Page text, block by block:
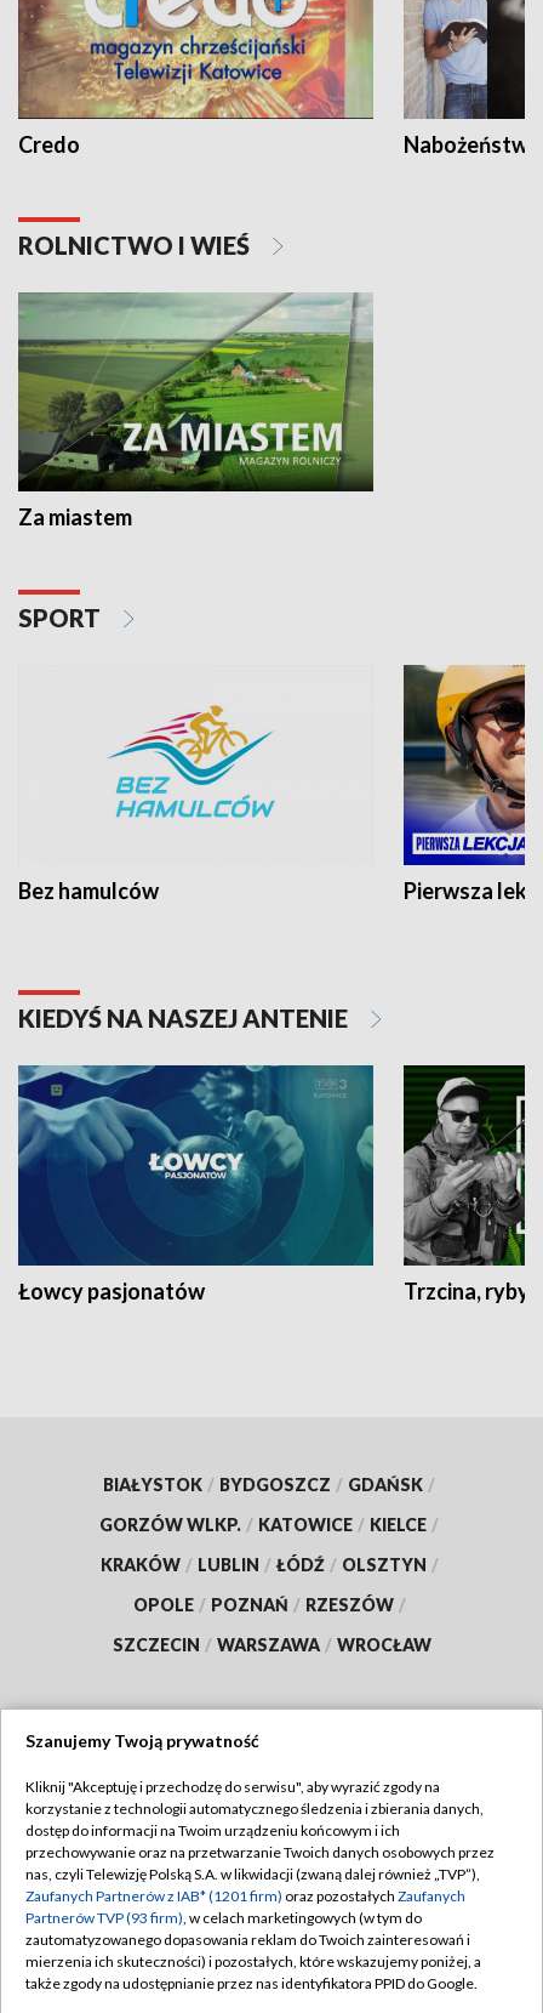
Credo
ROLNICTWO I WIEŚ
Za miastem
SPORT
Bez hamulców Pierwsza
KIEDYŚ NA NASZEJ ANTENIE
Łowcy pasjonatów Trzcina, ryby
BIAŁYSTOK / BYDGOSZCZ / GDAŃSK /
GORZÓW WLKP. / KATOWICE / KIELCE /
KRAKÓW / LUBLIN / ŁÓDŹ / OLSZTYN /
OPOLE / POZNAŃ / RZESZÓW /
SZCZECIN / WARSZAWA / WROCŁAW
TVP
Abonament TVP
Emisja w TVP
Centrum informacji TVP
Naziemna Telewizja Cyfrowa
Regulamin TVP
Polityka prywatności
Moje zgody
Pomoc
Szanujemy Twoją prywatność
Kliknij "Akceptuję i przechodzę do serwisu", aby wyrazić zgody na
korzystanie z technologii automatycznego śledzenia i zbierania danych,
dostęp do informacji na Twoim urządzeniu końcowym i ich
przechowywanie oraz na przetwarzanie Twoich danych osobowych przez
nas, czyli Telewizję Polską S.A. w likwidacji (zwaną dalej również „TVP”),
Zaufanych Partnerów z IAB* (1201 firm) oraz pozostałych Zaufanych
Partnerów TVP (93 firm), w celach marketingowych (w tym do
zautomatyzowanego dopasowania reklam do Twoich zainteresowań i
mierzenia ich skuteczności) i pozostałych, które wskazujemy poniżej, a
także zgody na udostępnianie przez nas identyfikatora PPID do Google.